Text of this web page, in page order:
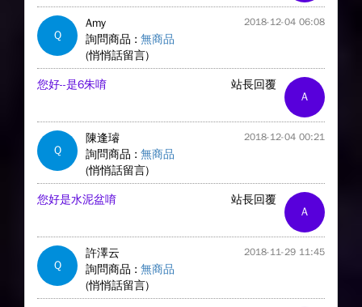
Q
Amy 2018-12-04 06:08
詢問商品 : 無商品
(悄悄話留言)
A
站長回覆
您好--是6朱唷
Q
陳逢璿 2018-12-04 00:21
詢問商品 : 無商品
(悄悄話留言)
A
站長回覆
您好是水泥盆唷
Q
許澤云 2018-11-29 11:45
詢問商品 : 無商品
(悄悄話留言)